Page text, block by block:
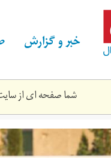
خبر و گزارش
شما صفحه ای از